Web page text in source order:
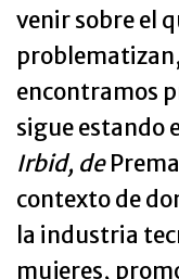
venir sobre el
encontramos
sigue estando
Irbid, de
contexto de
la industria
mujeres,